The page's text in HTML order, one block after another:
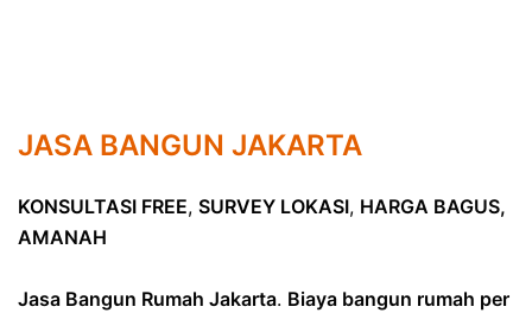
JASA BANGUN JAKARTA
KONSULTASI FREE, SURVEY LOKASI, HARGA BAGUS,
AMANAH
Jasa Bangun Rumah Jakarta. Biaya bangun rumah per